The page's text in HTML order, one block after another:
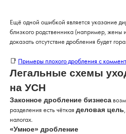
Ещё одной ошибкой является указание
близкого родственника (например, жены
доказать отсутствие дробления будет
📑 Примеры плохого дробления с
Легальные схемы
на УСН
Законное дробление бизнеса
разделения есть чёткая деловая цель
налогах.
«Умное» дробление